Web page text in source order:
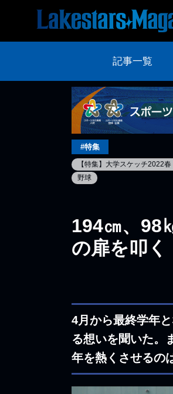
記事一覧
#特集
【特集】大学スケッチ2022
野球
194㎝、98
の扉を叩
4月から最終学年
る想いを聞いた。
年を熱くさせるの